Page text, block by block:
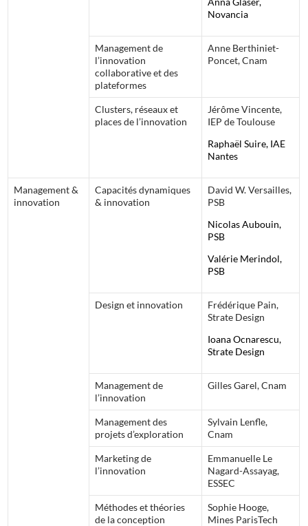
Novancia
Management de
l’innovation
collaborative et des
plateformes
Anne Berthiniet-
Poncet, Cnam
Clusters, réseaux et
places de l’innovation
Jérôme Vincente,
IEP de Toulouse
Raphaël Suire, IAE
Nantes
Management &
innovation
Capacités dynamiques
& innovation
David W. Versailles,
PSB
Nicolas Aubouin,
PSB
Valérie Merindol,
PSB
Design et innovation
Frédérique Pain,
Strate Design
Ioana Ocnarescu,
Strate Design
Management de
l’innovation
Gilles Garel, Cnam
Management des
projets d’exploration
Sylvain Lenfle,
Cnam
Marketing de
l’innovation
Emmanuelle Le
Nagard-Assayag,
ESSEC
Méthodes et théories
de la conception
Sophie Hooge,
Mines ParisTech